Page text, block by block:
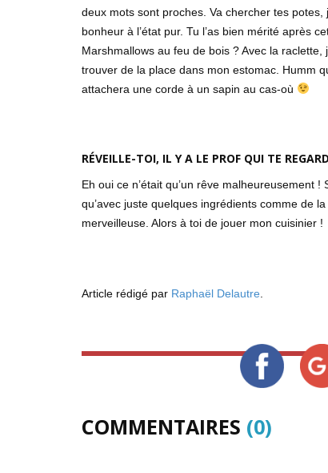
deux mots sont proches. Va chercher tes
bonheur à l’état pur. Tu l’as bien mérité après
Marshmallows au feu de bois ? Avec la raclette,
trouver de la place dans mon estomac. Humm
attachera une corde à un sapin au cas-où
RÉVEILLE-TOI, IL Y A LE PROF QUI TE
Eh oui ce n’était qu’un rêve malheureusement
qu’avec juste quelques ingrédients comme de
merveilleuse. Alors à toi de jouer mon cuisinier !
Article rédigé par Raphaël Delautre
COMMENTAIRES (0)